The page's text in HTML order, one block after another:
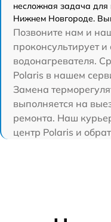
несложная задача для
Нижнем Новгороде.
Позвоните нам и
проконсультирует и
водонагревателя.
Polaris в нашем
Замена
выполняется на
ремонта. Наш
центр Polaris и